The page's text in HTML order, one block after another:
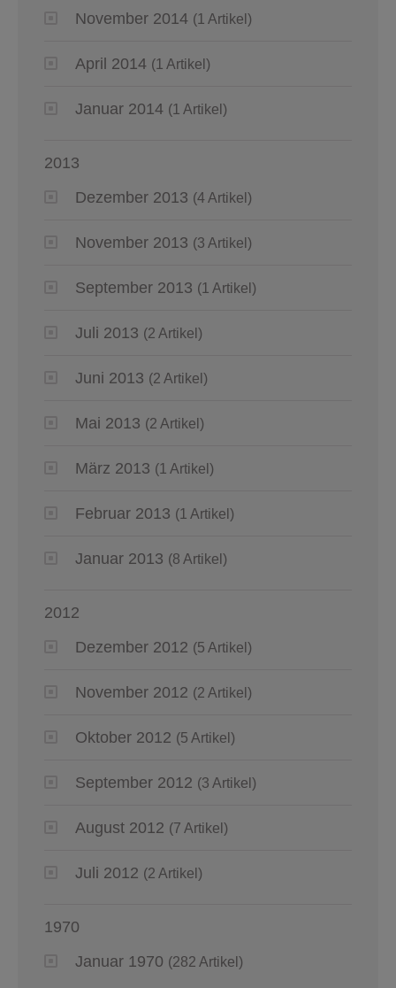
November 2014 (1 Artikel)
April 2014 (1 Artikel)
Januar 2014 (1 Artikel)
2013
Dezember 2013 (4 Artikel)
November 2013 (3 Artikel)
September 2013 (1 Artikel)
Juli 2013 (2 Artikel)
Juni 2013 (2 Artikel)
Mai 2013 (2 Artikel)
März 2013 (1 Artikel)
Februar 2013 (1 Artikel)
Januar 2013 (8 Artikel)
2012
Dezember 2012 (5 Artikel)
November 2012 (2 Artikel)
Oktober 2012 (5 Artikel)
September 2012 (3 Artikel)
August 2012 (7 Artikel)
Juli 2012 (2 Artikel)
1970
Januar 1970 (282 Artikel)